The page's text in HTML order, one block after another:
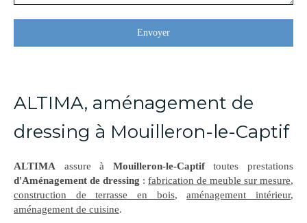
Envoyer
ALTIMA, aménagement de
dressing à Mouilleron-le-Captif
ALTIMA assure à Mouilleron-le-Captiftoutes prestations
d'Aménagement de dressing : fabrication de meuble sur mesure,
construction de terrasse en bois,aménagement intérieur,
aménagement de cuisine.